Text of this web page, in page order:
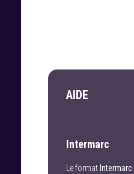
AIDE
Intermarc
Le format Intermarc